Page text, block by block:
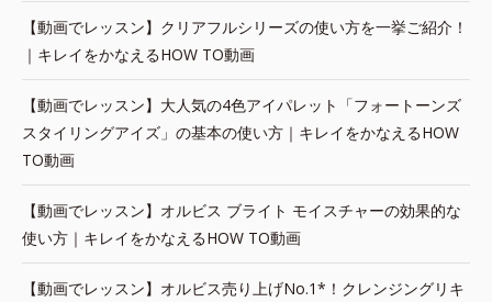
【動画でレッスン】クリアフルシリーズの使い方を一挙ご紹介！
｜キレイをかなえるHOW TO動画
【動画でレッスン】大人気の4色アイパレット「フォートーンズ
スタイリングアイズ」の基本の使い方｜キレイをかなえるHOW
TO動画
【動画でレッスン】オルビス ブライト モイスチャーの効果的な
使い方｜キレイをかなえるHOW TO動画
【動画でレッスン】オルビス売り上げNo.1*！クレンジングリキ